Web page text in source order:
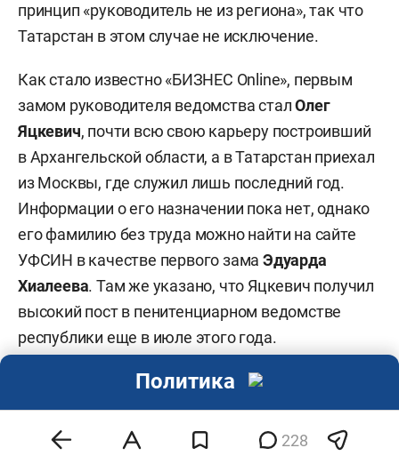
принцип «руководитель не из региона», так что
Татарстан в этом случае не исключение.
Как стало известно «БИЗНЕС Online», первым
замом руководителя ведомства сталОлег
Яцкевич, почти всю свою карьеру построивший
в Архангельской области, а в Татарстан приехал
из Москвы, где служил лишь последний год.
Информации о его назначении пока нет, однако
его фамилию без труда можно найти на сайте
УФСИН в качестве первого замаЭдуарда
Хиалеева. Там же указано, что Яцкевич получил
высокий пост в пенитенциарном ведомстве
республики еще в июле этого года.
Пока Яцкевич работает с приставкой «врио», но,
по нашим данным, вопрос утверждения его
в должности, в сущности, уже не стоит. Так,
228
Политика